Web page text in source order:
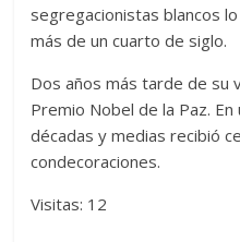
segregacionistas blancos
más de un cuarto de siglo.
Dos años más tarde de su
Premio Nobel de la Paz.
décadas y medias recibió
condecoraciones.
Visitas: 12